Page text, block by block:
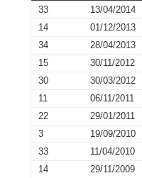
33
13/04/2014
14
01/12/2013
34
28/04/2013
15
30/11/2012
30
30/03/2012
11
06/11/2011
22
29/01/2011
3
19/09/2010
33
11/04/2010
14
29/11/2009